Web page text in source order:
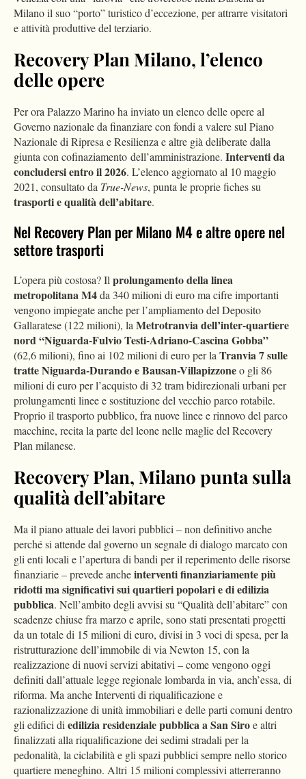
Milano il suo “porto” turistico d’eccezione, per attrarre visitatori
e attività produttive del terziario.
Recovery Plan Milano, l’elenco
delle opere
Per ora Palazzo Marino ha inviato un elenco delle opere al
Governo nazionale da finanziare con fondi a valere sul Piano
Nazionale di Ripresa e Resilienza e altre già deliberate dalla
giunta con cofinaziamento dell’amministrazione. Interventi da
concludersi entro il 2026. L’elenco aggiornato al 10 maggio
2021, consultato da True-News, punta le proprie fiches su
trasporti e qualità dell’abitare.
Nel Recovery Plan per Milano M4 e altre opere nel
settore trasporti
L’opera più costosa? Il prolungamento della linea
metropolitana M4da 340 milioni di euro ma cifre importanti
vengono impiegate anche per l’ampliamento del Deposito
Gallaratese (122 milioni), la Metrotranvia dell’inter-quartiere
nord “Niguarda-Fulvio Testi-Adriano-Cascina Gobba”
(62,6 milioni), fino ai 102 milioni di euro per la Tranvia 7 sulle
tratte Niguarda-Durando e Bausan-Villapizzoneo gli 86
milioni di euro per l’acquisto di 32 tram bidirezionali urbani per
prolungamenti linee e sostituzione del vecchio parco rotabile.
Proprio il trasporto pubblico, fra nuove linee e rinnovo del parco
macchine, recita la parte del leone nelle maglie del Recovery
Plan milanese.
Recovery Plan, Milano punta sulla
qualità dell’abitare
Ma il piano attuale dei lavori pubblici – non definitivo anche
perché si attende dal governo un segnale di dialogo marcato con
gli enti locali e l’apertura di bandi per il reperimento delle risorse
finanziarie – prevede ancheinterventi finanziariamente più
ridotti ma significativi sui quartieri popolari e di edilizia
pubblica. Nell’ambito degli avvisi su “Qualità dell’abitare” con
scadenze chiuse fra marzo e aprile, sono stati presentati progetti
da un totale di 15 milioni di euro, divisi in 3 voci di spesa, per la
ristrutturazione dell’immobile di via Newton 15, con la
realizzazione di nuovi servizi abitativi – come vengono oggi
definiti dall’attuale legge regionale lombarda in via, anch’essa, di
riforma. Ma anche Interventi di riqualificazione e
razionalizzazione di unità immobiliari e delle parti comuni dentro
gli edifici di edilizia residenziale pubblica a San Siroe altri
finalizzati alla riqualificazione dei sedimi stradali per la
pedonalità, la ciclabilità e gli spazi pubblici sempre nello storico
quartiere meneghino. Altri 15 milioni complessivi atterreranno